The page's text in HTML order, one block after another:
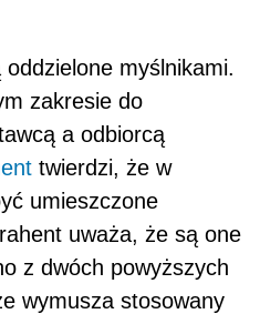
myślnikami.
zakresie do
a odbiorcą
twierdzi, że w
umieszczone
uważa, że są one
z dwóch powyższych
wymusza stosowany